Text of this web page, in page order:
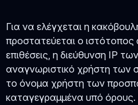
Για να ελέγχεται η
προστατεύεται ο ιστότοπος
επιθέσεις, η διεύθυνση IP
αναγνωριστικό χρήστη των
το όνομα χρήστη των
καταγεγραμμένα υπό